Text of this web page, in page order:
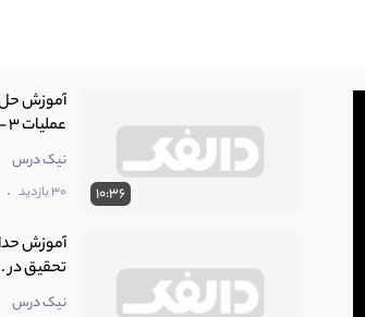
10:36
آموزش حل
عملیات 3 –آکادمی ...
نیک درس
30 بازدید .
آموزش
تحقیق در
نیک درس